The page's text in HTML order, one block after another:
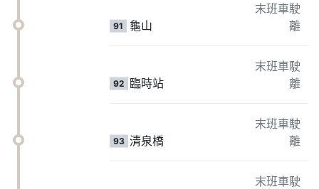
91 龜山
末班車駛
離
92 臨時站
末班車駛
離
93 清泉橋
末班車駛
離
末班車駛